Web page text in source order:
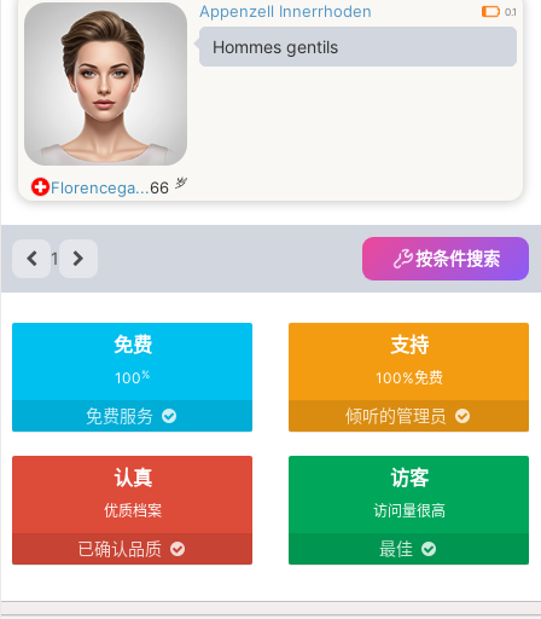
Appenzell Innerrhoden 0.1
Hommes gentils
Florencega...66 岁
1 按条件搜索
免费
100%
免费服务
支持
100%免费
倾听的管理员
认真
优质档案
已确认品质
访客
访问量很高
最佳